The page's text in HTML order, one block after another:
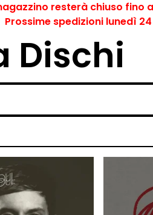
resterà chiuso fino
Prossime spedizioni lunedì
Dischi